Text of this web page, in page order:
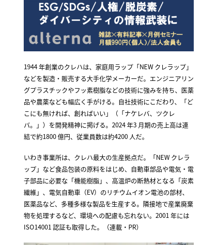
1944 年創業のクレハは、家庭用ラップ「NEW クレラップ」
などを製造・販売する大手化学メーカーだ。エンジニアリン
グプラスチックやフッ素樹脂などの技術に強みを持ち、医薬
品や農薬なども幅広く手がける。自社技術にこだわり、「ど
こにも無ければ、創ればいい」（「ナケレバ、ツクレ
バ。」）を開発精神に掲げる。2024 年3 月期の売上高は連
結で約1800 億円、従業員数は約4200 人だ。
いわき事業所は、クレハ最大の生産拠点だ。「NEW クレラ
ップ」など食品包装の原料をはじめ、自動車部品や電気・電
子部品に必要な「機能樹脂」、高温炉の断熱材となる「炭素
繊維」、電気自動車（EV）のリチウムイオン電池の部材、
医薬品など、多種多様な製品を生産する。隣接地で産業廃棄
物を処理するなど、環境への配慮も忘れない。2001 年には
ISO14001 認証も取得した。（連載・PR）